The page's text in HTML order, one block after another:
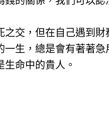
交，但在自己遇到財
生，總是會有著著
命中的貴人。